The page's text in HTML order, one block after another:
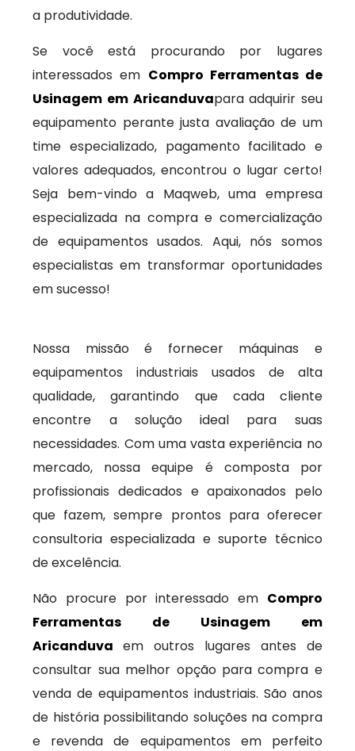
a produtividade.
Se você está procurando por lugares
interessados em Compro Ferramentas de
Usinagem em Aricanduvapara adquirir seu
equipamento perante justa avaliação de um
time especializado, pagamento facilitado e
valores adequados, encontrou o lugar certo!
Seja bem-vindo a Maqweb, uma empresa
especializada na compra e comercialização
de equipamentos usados. Aqui, nós somos
especialistas em transformar oportunidades
em sucesso!
Nossa missão é fornecer máquinas e
equipamentos industriais usados de alta
qualidade, garantindo que cada cliente
encontre a solução ideal para suas
necessidades. Com uma vasta experiência no
mercado, nossa equipe é composta por
profissionais dedicados e apaixonados pelo
que fazem, sempre prontos para oferecer
consultoria especializada e suporte técnico
de excelência.
Não procure por interessado em Compro
Ferramentas de Usinagem em
Aricanduvaem outros lugares antes de
consultar sua melhor opção para compra e
venda de equipamentos industriais. São anos
de história possibilitando soluções na compra
e revenda de equipamentos em perfeito